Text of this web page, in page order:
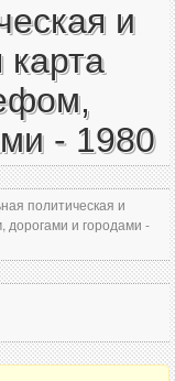
и
- 1980
политическая и
дорогами и городами -